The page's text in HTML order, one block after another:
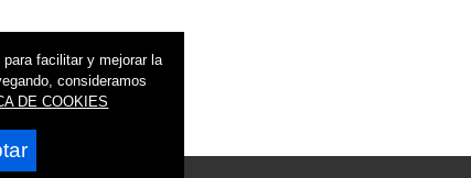
facilitar y mejorar la
consideramos
DE COOKIES